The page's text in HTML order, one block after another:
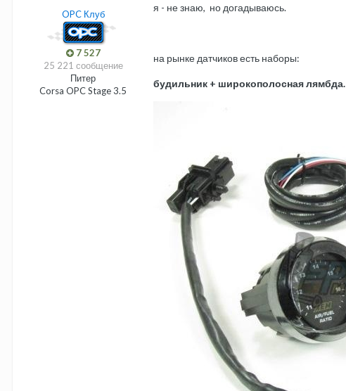
OPC Клуб
7 527
25 221 сообщение
Питер
Corsa OPC Stage 3.5
я - не знаю, но догадываюсь.
на рынке датчиков есть наборы:
будильник + широкополосная лямбда.